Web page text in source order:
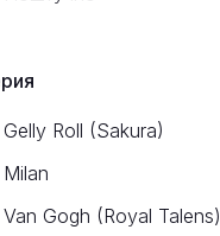
Gelly Roll (Sakura)
Milan
Van Gogh (Royal Talens)